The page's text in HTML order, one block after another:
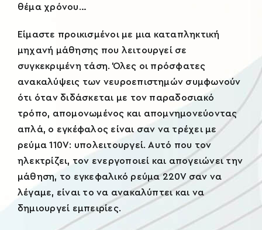
θέμα χρόνου…
Είμαστε προικισμένoι με μια καταπληκτική
μηχανή μάθησης που λειτουργεί σε
συγκεκριμένη τάση. Όλες οι πρόσφατες
ανακαλύψεις των νευροεπιστημών συμφωνούν
ότι όταν διδάσκεται με τον παραδοσιακό
τρόπο, απομονωμένος και απομνημονεύοντας
απλά, ο εγκέφαλος είναι σαν να τρέχει με
ρεύμα 110V: υπολειτουργεί. Αυτό που τον
ηλεκτρίζει, τον ενεργοποιεί και απογειώνει την
μάθηση, το εγκεφαλικό ρεύμα 220V σαν να
λέγαμε, είναι το να ανακαλύπτει και να
δημιουργεί εμπειρίες.